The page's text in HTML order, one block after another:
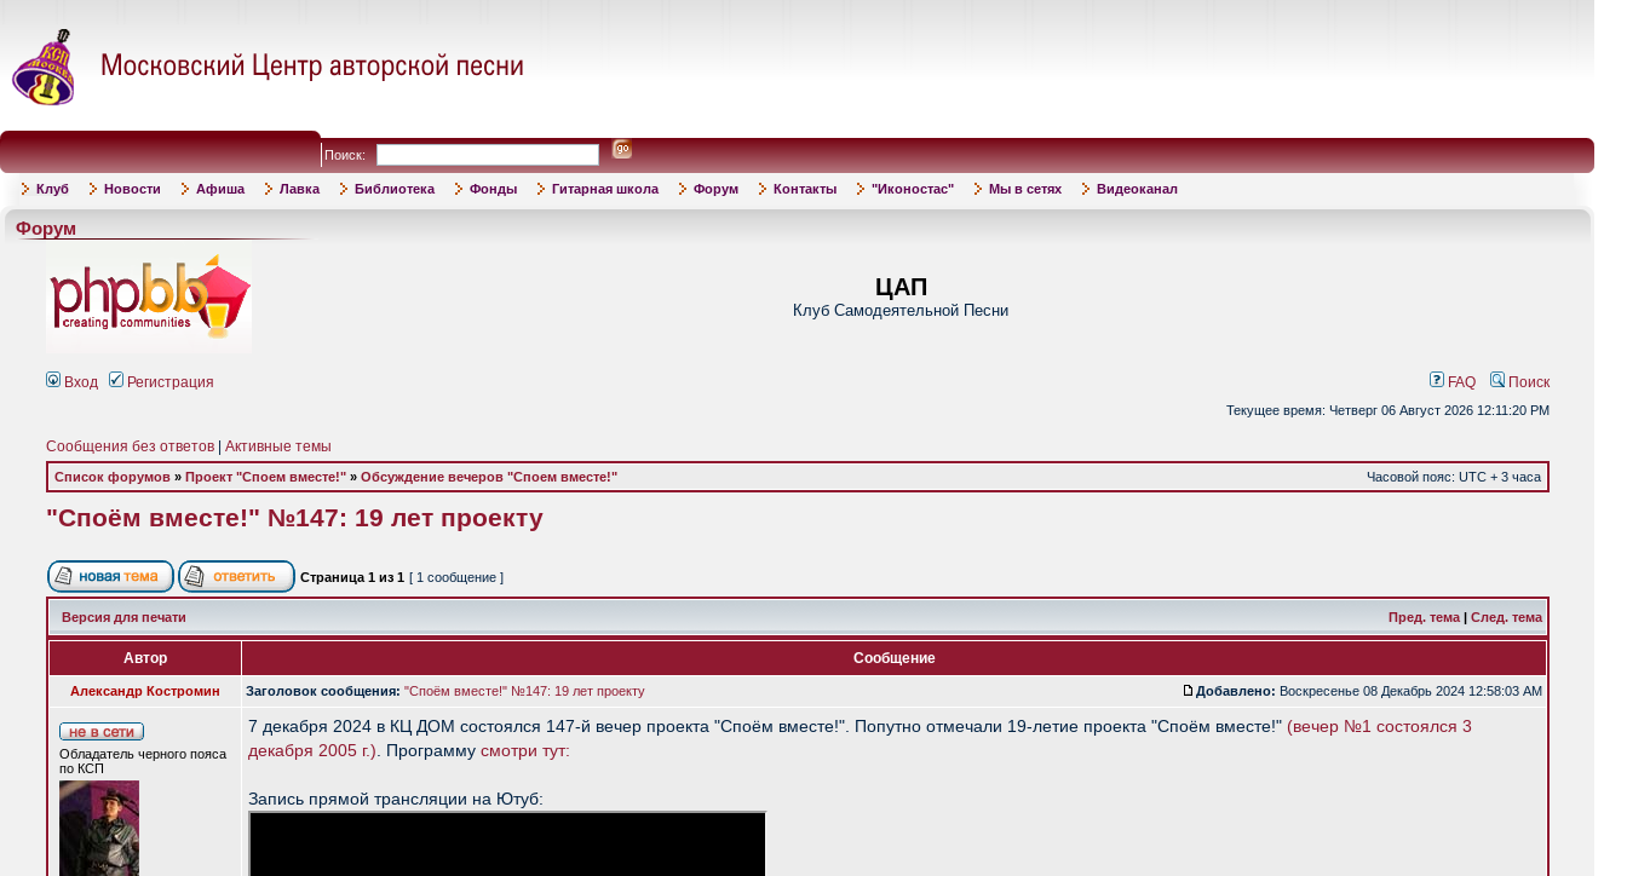
Поиск:
Клуб Новости Афиша Лавка Библиотека Фонды Гитарная школа Форум Контакты "Иконостас" Мы в сетях Видеоканал
Форум
ЦАП
Клуб Самодеятельной Песни
Вход Регистрация FAQ Поиск
Текущее время: Четверг 06 Август 2026 12:11:20 PM
Сообщения без ответов Активные темы
Список форумов » Проект "Споем вместе!" » Обсуждение вечеров "Споем вместе!" Часовой пояс: UTC + 3 часа
"Споём вместе!" №147: 19 лет проекту
Страница 1 из 1 [ 1 сообщение ]
Версия для печати Пред. тема | След. тема
Автор Сообщение
Александр Костромин Заголовок сообщения: "Споём вместе!" №147: 19 лет проекту Добавлено: Воскресенье 08 Декабрь 2024 12:58:03 AM
Обладатель черного пояса
по КСП
7 декабря 2024 в КЦ ДОМ состоялся 147-й вечер проекта "Споём вместе!". Попутно отмечали 19-летие проекта "Споём вместе!" (вечер №1 состоялся 3
декабря 2005 г.) . Программу смотри тут:
Запись прямой трансляции на Ютуб: